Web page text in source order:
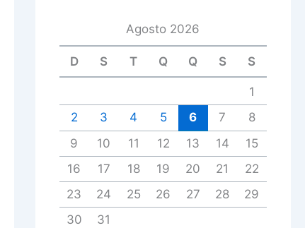
Agosto 2026
D S T Q Q S S
1
2
3 4 5 6 7
8
9
10 11 12 13 14
15
16
17 18 19 20 21
22
23
24 25 26 27 28
29
30
31